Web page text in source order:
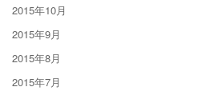
2015年10月
2015年9月
2015年8月
2015年7月